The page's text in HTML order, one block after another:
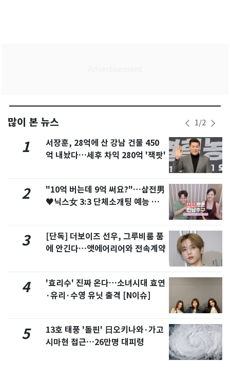
많이 본 뉴스 1/2
1
서장훈, 28억에 산 강남 건물 450
억 내놨다…세후 차익 280억 '잭팟'
2
"10억 버는데 9억 써요?"…삼전男
♥닉스女 3:3 단체소개팅 예능 화
3
[단독] 더보이즈 선우, 그루비룸 품
에 안긴다…앳에어리어와 전속계약
4
'효리수' 진짜 온다…소녀시대 효연
·유리·수영 유닛 출격 [N이슈]
5
13호 태풍 '돌핀' 日오키나와·가고
시마현 접근…26만명 대피령